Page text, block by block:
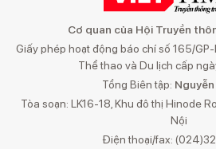
Cơ quan của Hội Truyền
Giấy phép hoạt động báo chí số 165/
Thể thao và Du lịch cấp
Tổng Biên tập: Nguyễn
Tòa soạn: LK16-18, Khu đô thị Hinode
Nội
Điện thoại/fax: